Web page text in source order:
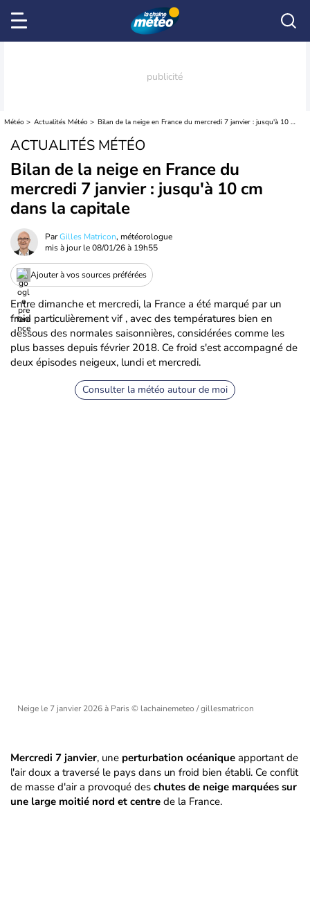
Météo Actualités Météo Bilan de la neige en France du mercredi 7 janvier : jusqu'à 10 cm dans la capitale
ACTUALITÉS MÉTÉO
Bilan de la neige en France du
mercredi 7 janvier : jusqu'à 10 cm
dans la capitale
ParGilles Matricon, météorologue
mis à jour le08/01/26 à 19h55
Ajouter à vos sources préférées
Entre dimanche et mercredi, la France a été marqué par un
froid particulièrement vif , avec des températures bien en
dessous des normales saisonnières, considérées comme les
plus basses depuis février 2018. Ce froid s'est accompagné de
deux épisodes neigeux, lundi et mercredi.
Consulter la météo autour de moi
Neige le 7 janvier 2026 à Paris © lachainemeteo / gillesmatricon
Mercredi 7 janvier, une perturbation océanique apportant de
l'air doux a traversé le pays dans un froid bien établi. Ce conflit
de masse d'air a provoqué des chutes de neige marquées sur
une large moitié nord et centre de la France.